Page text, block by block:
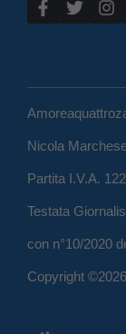
Nicola
Partita I.V.A.
Testata
con n°10/2020
Copyright